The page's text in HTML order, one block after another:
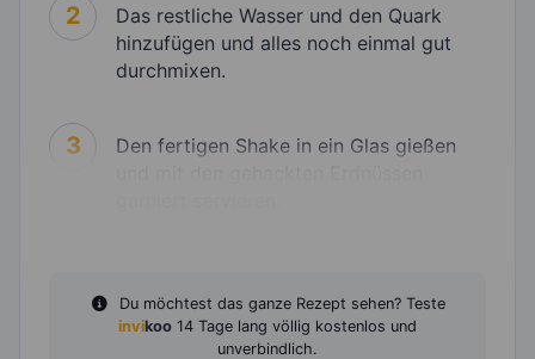
2
Das restliche Wasser und den Quark
hinzufügen und alles noch einmal gut
durchmixen.
3
Den fertigen Shake in ein Glas gießen
Du möchtest das ganze Rezept sehen? Teste
invikoo 14 Tage lang völlig kostenlos und
unverbindlich.